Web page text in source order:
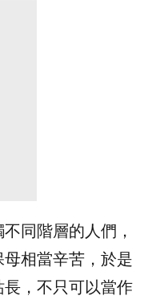
同階層的人們，
相當辛苦，於是
，不只可以當作